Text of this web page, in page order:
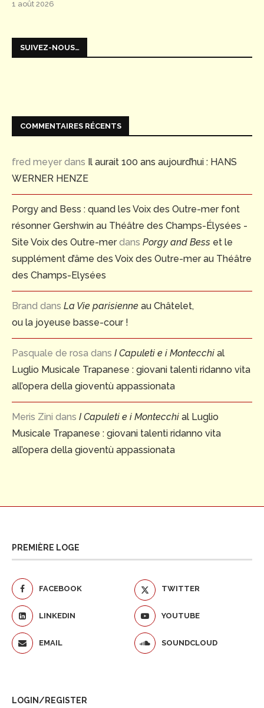
1 août 2026
SUIVEZ-NOUS…
COMMENTAIRES RÉCENTS
fred meyer dans Il aurait 100 ans aujourd’hui : HANS
WERNER HENZE
Porgy and Bess : quand les Voix des Outre-mer font
résonner Gershwin au Théâtre des Champs-Élysées -
Site Voix des Outre-merdans Porgy and Bess et le
supplément d’âme des Voix des Outre-mer au Théâtre
des Champs-Elysées
Brand dans La Vie parisienne au Châtelet,
ou la joyeuse basse-cour !
Pasquale de rosa dans I Capuleti e i Montecchi al
Luglio Musicale Trapanese : giovani talenti ridanno vita
all’opera della gioventù appassionata
Meris Zini dans I Capuleti e i Montecchi al Luglio
Musicale Trapanese : giovani talenti ridanno vita
all’opera della gioventù appassionata
PREMIÈRE LOGE
FACEBOOK TWITTER
LINKEDIN YOUTUBE
EMAIL SOUNDCLOUD
LOGIN/REGISTER